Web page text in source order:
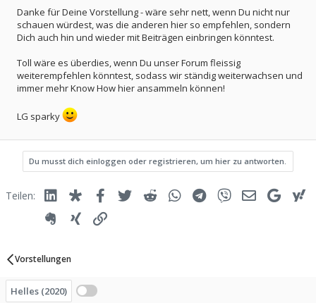
Danke für Deine Vorstellung - wäre sehr nett, wenn Du nicht nur
schauen würdest, was die anderen hier so empfehlen, sondern
Dich auch hin und wieder mit Beiträgen einbringen könntest.
Toll wäre es überdies, wenn Du unser Forum fleissig
weiterempfehlen könntest, sodass wir ständig weiterwachsen und
immer mehr Know How hier ansammeln können!
LG sparky
Du musst dich einloggen oder registrieren, um hier zu antworten.
Teilen: Linked InDiasporaFacebook
Twitter Reddit WhatsAppTelegramViber E-Mail Google
Evernote
Xing
Vorstellungen
Helles (2020)